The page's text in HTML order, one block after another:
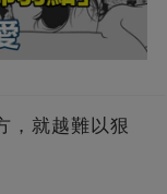
，就越難以狠